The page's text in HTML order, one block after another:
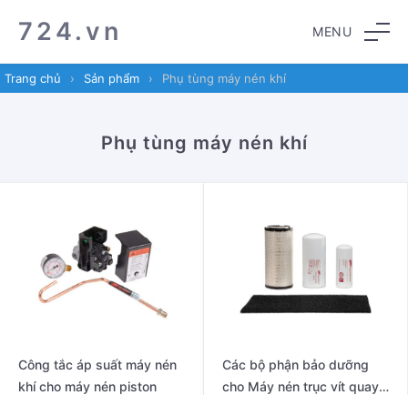
to
navigation
to
content
724.vn MENU
Trang chủ › Sản phẩm › Phụ tùng máy nén khí
Phụ tùng máy nén khí
Công tắc áp suất máy nén
khí cho máy nén piston
Các bộ phận bảo dưỡng
cho Máy nén trục vít quay